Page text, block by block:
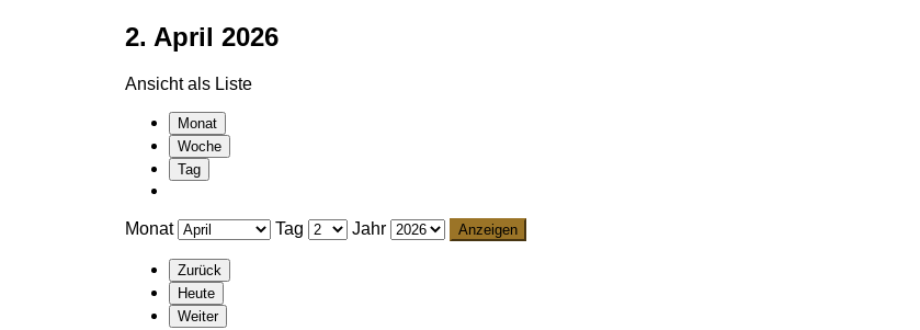
2. April 2026
Ansicht als Liste
Monat
Woche
Tag
Monat Tag Jahr
Zurück
Heute
Weiter